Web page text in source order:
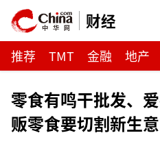
财经
推荐 TMT 金融 地产
零食有鸣干批发、
贩零食要切割新生意